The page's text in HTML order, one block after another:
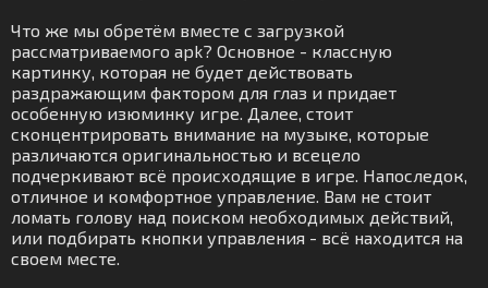
Что же мы обретём вместе с загрузкой
рассматриваемого apk? Основное - классную
картинку, которая не будет действовать
раздражающим фактором для глаз и придает
особенную изюминку игре. Далее, стоит
сконцентрировать внимание на музыке, которые
различаются оригинальностью и всецело
подчеркивают всё происходящие в игре. Напоследок,
отличное и комфортное управление. Вам не стоит
ломать голову над поиском необходимых действий,
или подбирать кнопки управления - всё находится на
своем месте.